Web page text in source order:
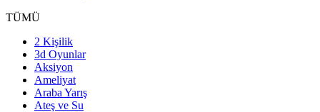
TÜMÜ
2 Kişilik
3d Oyunlar
Aksiyon
Ameliyat
Araba Yarış
Ateş ve Su